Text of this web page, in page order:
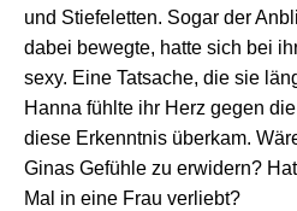
und Stiefeletten. Sogar der
dabei bewegte, hatte sich bei
sexy. Eine Tatsache, die sie
Hanna fühlte ihr Herz gegen
diese Erkenntnis überkam.
Ginas Gefühle zu erwidern?
Mal in eine Frau verliebt?